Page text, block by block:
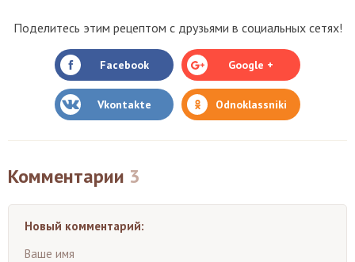
Поделитесь этим рецептом с друзьями в социальных сетях!
Facebook Google +
Vkontakte Odnoklassniki
Комментарии 3
Новый комментарий:
Ваше имя